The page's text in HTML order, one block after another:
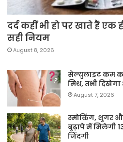
दर्द कहीं भी हो पर खाते हैं
सही नियम
August 8, 2026
सेल्युलाइट कम
मिथ, तभी
August 7, 2026
स्मोकिंग, शुगर
बुढ़ापे में मिलेगी
जिंदगी